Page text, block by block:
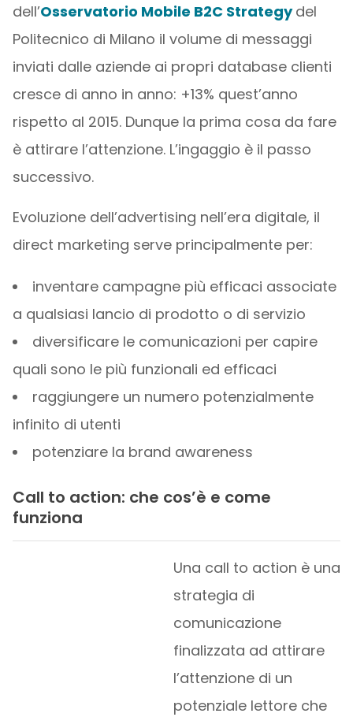
dell’Osservatorio Mobile B2C Strategy del
Politecnico di Milano il volume di messaggi
inviati dalle aziende ai propri database clienti
cresce di anno in anno: +13% quest’anno
rispetto al 2015. Dunque la prima cosa da fare
è attirare l’attenzione. L’ingaggio è il passo
successivo.
Evoluzione dell’advertising nell’era digitale, il
direct marketing serve principalmente per:
inventare campagne più efficaci associate
a qualsiasi lancio di prodotto o di servizio
diversificare le comunicazioni per capire
quali sono le più funzionali ed efficaci
raggiungere un numero potenzialmente
infinito di utenti
potenziare la brand awareness
Call to action: che cos’è e come
funziona
Una call to action è una
strategia di
comunicazione
finalizzata ad attirare
l’attenzione di un
potenziale lettore che